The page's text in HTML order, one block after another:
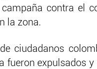
contra el
la zona.
ciudadanos
fueron expulsados